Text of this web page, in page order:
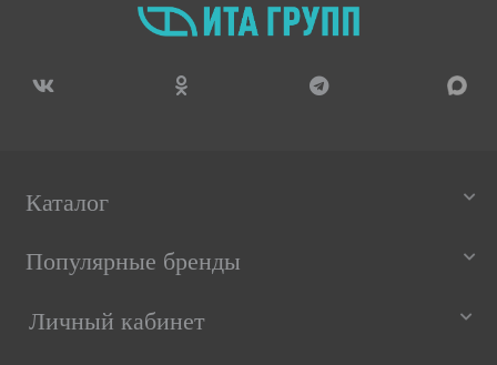
Каталог
Популярные бренды
Личный кабинет